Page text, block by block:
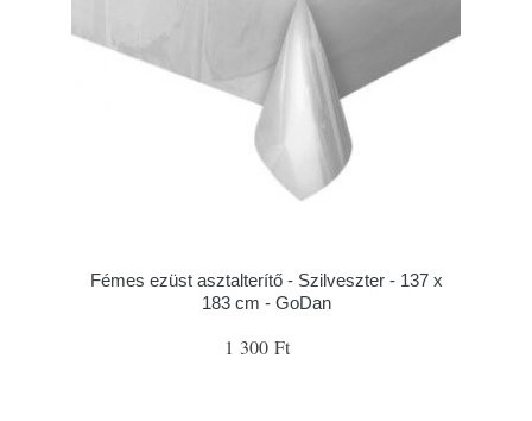
Fémes ezüst asztalterítő - Szilveszter - 137 x
183 cm - GoDan
1 300 Ft